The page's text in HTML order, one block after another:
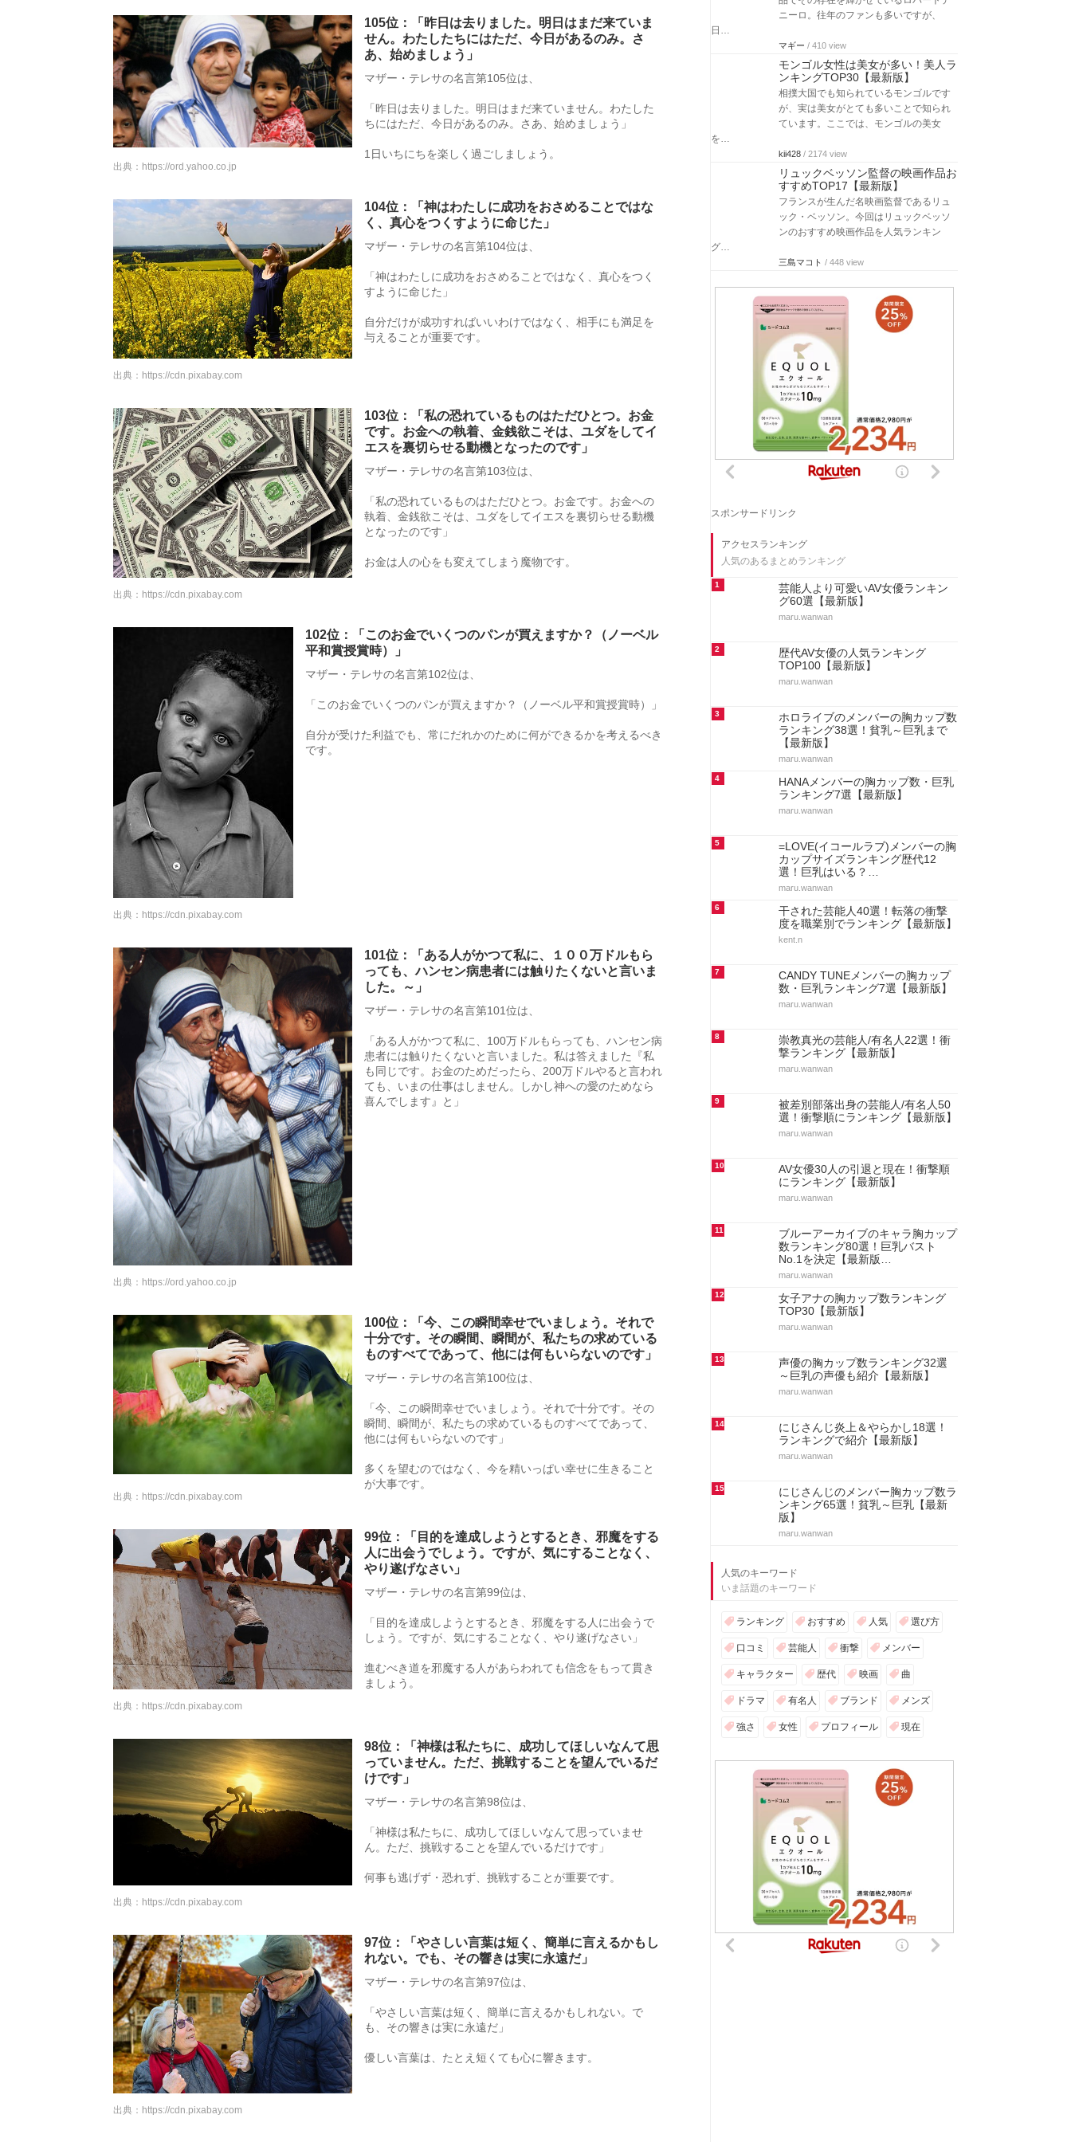
105位：「昨日は去りました。明日はまだ来ていま
せん。わたしたちにはただ、今日があるのみ。さ
あ、始めましょう」
マザー・テレサの名言第105位は、
「昨日は去りました。明日はまだ来ていません。わたした
ちにはただ、今日があるのみ。さあ、始めましょう」
1日いちにちを楽しく過ごしましょう。
出典： https://ord.yahoo.co.jp
104位：「神はわたしに成功をおさめることではな
く、真心をつくすように命じた」
マザー・テレサの名言第104位は、
「神はわたしに成功をおさめることではなく、真心をつく
すように命じた」
自分だけが成功すればいいわけではなく、相手にも満足を
与えることが重要です。
出典： https://cdn.pixabay.com
103位：「私の恐れているものはただひとつ。お金
です。お金への執着、金銭欲こそは、ユダをしてイ
エスを裏切らせる動機となったのです」
マザー・テレサの名言第103位は、
「私の恐れているものはただひとつ。お金です。お金への
執着、金銭欲こそは、ユダをしてイエスを裏切らせる動機
となったのです」
お金は人の心をも変えてしまう魔物です。
出典： https://cdn.pixabay.com
102位：「このお金でいくつのパンが買えますか？（ノーベル
平和賞授賞時）」
マザー・テレサの名言第102位は、
「このお金でいくつのパンが買えますか？（ノーベル平和賞授賞時）」
自分が受けた利益でも、常にだれかのために何ができるかを考えるべき
です。
出典： https://cdn.pixabay.com
101位：「ある人がかつて私に、１００万ドルもら
っても、ハンセン病患者には触りたくないと言いま
した。～」
マザー・テレサの名言第101位は、
「ある人がかつて私に、100万ドルもらっても、ハンセン病
患者には触りたくないと言いました。私は答えました『私
も同じです。お金のためだったら、200万ドルやると言われ
ても、いまの仕事はしません。しかし神への愛のためなら
喜んでします』と」
出典： https://ord.yahoo.co.jp
100位：「今、この瞬間幸せでいましょう。それで
十分です。その瞬間、瞬間が、私たちの求めている
ものすべてであって、他には何もいらないのです」
マザー・テレサの名言第100位は、
「今、この瞬間幸せでいましょう。それで十分です。その
瞬間、瞬間が、私たちの求めているものすべてであって、
他には何もいらないのです」
多くを望むのではなく、今を精いっぱい幸せに生きること
が大事です。
出典： https://cdn.pixabay.com
99位：「目的を達成しようとするとき、邪魔をする
人に出会うでしょう。ですが、気にすることなく、
やり遂げなさい」
マザー・テレサの名言第99位は、
「目的を達成しようとするとき、邪魔をする人に出会うで
しょう。ですが、気にすることなく、やり遂げなさい」
進むべき道を邪魔する人があらわれても信念をもって貫き
ましょう。
出典： https://cdn.pixabay.com
98位：「神様は私たちに、成功してほしいなんて思
っていません。ただ、挑戦することを望んでいるだ
けです」
マザー・テレサの名言第98位は、
「神様は私たちに、成功してほしいなんて思っていませ
ん。ただ、挑戦することを望んでいるだけです」
何事も逃げず・恐れず、挑戦することが重要です。
出典： https://cdn.pixabay.com
97位：「やさしい言葉は短く、簡単に言えるかもし
れない。でも、その響きは実に永遠だ」
マザー・テレサの名言第97位は、
「やさしい言葉は短く、簡単に言えるかもしれない。で
も、その響きは実に永遠だ」
優しい言葉は、たとえ短くても心に響きます。
出典： https://cdn.pixabay.com
ニーロ。往年のファンも多いですが、
日…
マギー / 410 view
モンゴル女性は美女が多い！美人ラ
ンキングTOP30【最新版】
相撲大国でも知られているモンゴルです
が、実は美女がとても多いことで知られ
ています。ここでは、モンゴルの美女
を…
kii428 / 2174 view
リュックベッソン監督の映画作品お
すすめTOP17【最新版】
フランスが生んだ名映画監督であるリュ
ック・ベッソン。今回はリュックベッソ
ンのおすすめ映画作品を人気ランキン
グ…
三島マコト / 448 view
スポンサードリンク
アクセスランキング
人気のあるまとめランキング
1
芸能人より可愛いAV女優ランキン
グ60選【最新版】
maru.wanwan
2
歴代AV女優の人気ランキング
TOP100【最新版】
maru.wanwan
3
ホロライブのメンバーの胸カップ数
ランキング38選！貧乳～巨乳まで
【最新版】
maru.wanwan
4
HANAメンバーの胸カップ数・巨乳
ランキング7選【最新版】
maru.wanwan
5
=LOVE(イコールラブ)メンバーの胸
カップサイズランキング歴代12
選！巨乳はいる？…
maru.wanwan
6
干された芸能人40選！転落の衝撃
度を職業別でランキング【最新版】
kent.n
7
CANDY TUNEメンバーの胸カップ
数・巨乳ランキング7選【最新版】
maru.wanwan
8
崇教真光の芸能人/有名人22選！衝
撃ランキング【最新版】
maru.wanwan
9
被差別部落出身の芸能人/有名人50
選！衝撃順にランキング【最新版】
maru.wanwan
10
AV女優30人の引退と現在！衝撃順
にランキング【最新版】
maru.wanwan
11
ブルーアーカイブのキャラ胸カップ
数ランキング80選！巨乳バスト
No.1を決定【最新版…
maru.wanwan
12
女子アナの胸カップ数ランキング
TOP30【最新版】
maru.wanwan
13
声優の胸カップ数ランキング32選
～巨乳の声優も紹介【最新版】
maru.wanwan
14
にじさんじ炎上＆やらかし18選！
ランキングで紹介【最新版】
maru.wanwan
15
にじさんじのメンバー胸カップ数ラ
ンキング65選！貧乳～巨乳【最新
版】
maru.wanwan
人気のキーワード
いま話題のキーワード
ランキング おすすめ 人気 選び方
口コミ 芸能人 衝撃 メンバー
キャラクター 歴代 映画 曲
ドラマ 有名人 ブランド メンズ
強さ 女性 プロフィール 現在